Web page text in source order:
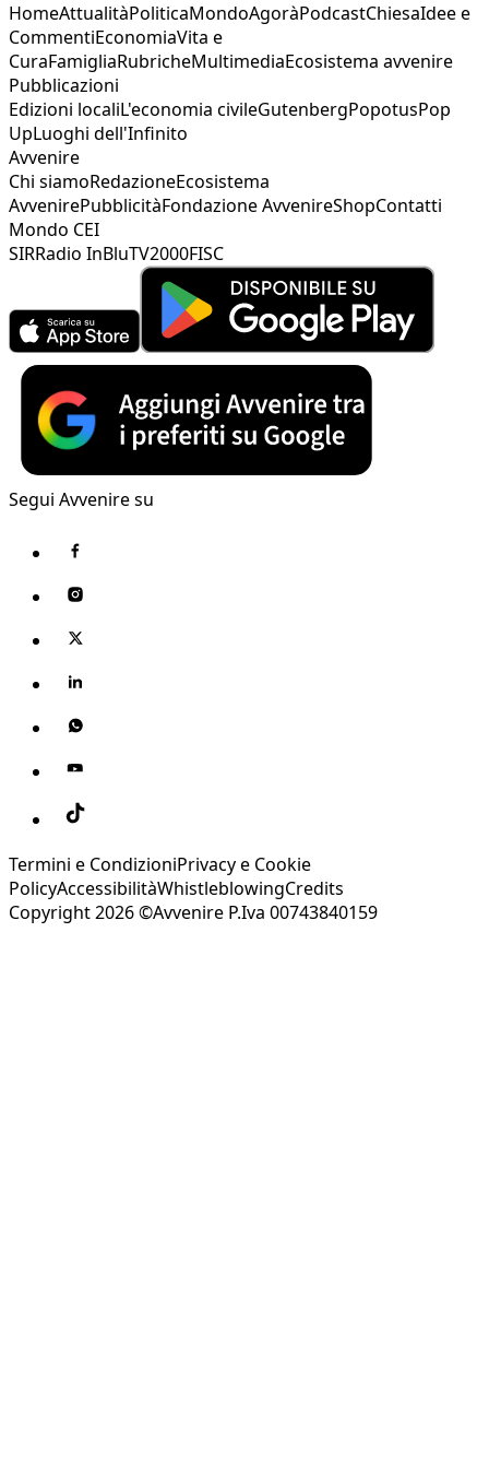
HomeAttualitàPoliticaMondoAgoràPodcastChiesaIdee e
CommentiEconomiaVita e
CuraFamigliaRubricheMultimediaEcosistema avvenire
Pubblicazioni
Edizioni localiL'economia civileGutenbergPopotusPop
UpLuoghi dell'Infinito
Avvenire
Chi siamoRedazioneEcosistema
AvvenirePubblicitàFondazione AvvenireShopContatti
Mondo CEI
SIRRadio InBluTV2000FISC
Segui Avvenire su
Termini e CondizioniPrivacy e Cookie
PolicyAccessibilitàWhistleblowingCredits
Copyright 2026 ©Avvenire P.Iva 00743840159